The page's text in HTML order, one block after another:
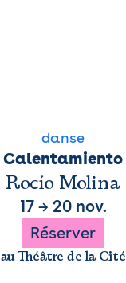
danse
Calentamiento
Rocío Molina
17→ 20 nov.
Réserver
au Théâtre de la Cité